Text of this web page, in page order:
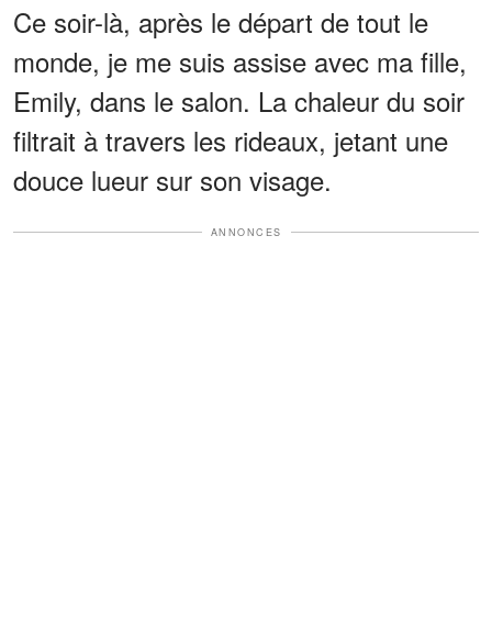
Ce soir-là, après le départ de tout le
monde, je me suis assise avec ma fille,
Emily, dans le salon. La chaleur du soir
filtrait à travers les rideaux, jetant une
douce lueur sur son visage.
ANNONCES